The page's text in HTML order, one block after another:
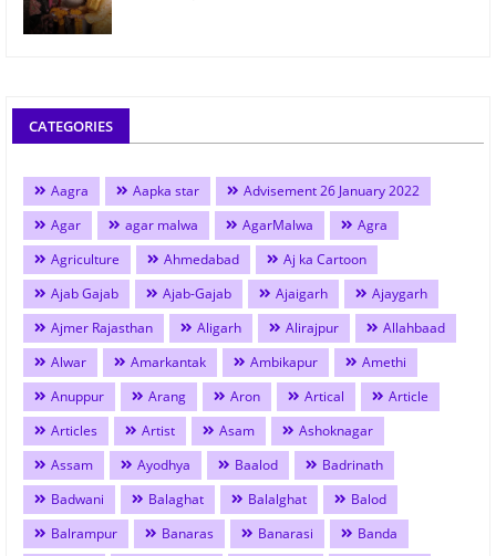
CATEGORIES
Aagra Aapka star
Advisement 26 January 2022
Agar
agar malwa AgarMalwa
Agra
Agriculture
Ahmedabad
Aj ka Cartoon
Ajab Gajab
Ajab-Gajab Ajaigarh
Ajaygarh
Ajmer Rajasthan
Aligarh Alirajpur
Allahbaad
Alwar
Amarkantak Ambikapur
Amethi
Anuppur
Arang Aron Artical
Article
Articles
Artist Asam
Ashoknagar
Assam
Ayodhya Baalod
Badrinath
Badwani
Balaghat Balalghat
Balod
Balrampur
Banaras Banarasi
Banda